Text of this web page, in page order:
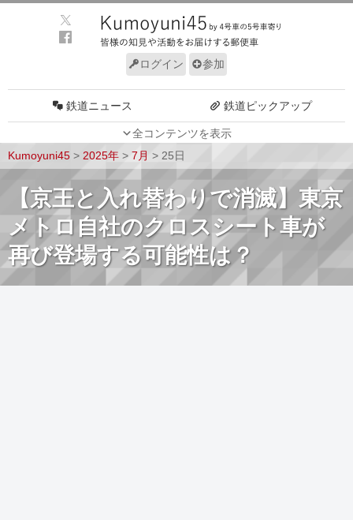
ログイン 参加
全コンテンツを表示
鉄道ニュース 鉄道ピックアップ
車両技術 路線探訪
ルール サイトについて
Kumoyuni45 > 2025年 > 7月 > 25日
【京王と入れ替わりで消滅】東京
メトロ自社のクロスシート車が
再び登場する可能性は？